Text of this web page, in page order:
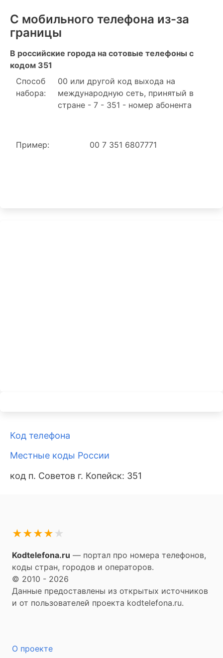
С мобильного телефона из-за
границы
В российские города на сотовые телефоны с
кодом 351
Способ
набора:
00 или другой код выхода на
международную сеть, принятый в
стране - 7 - 351 - номер абонента
Пример: 00 7 351 6807771
Код телефона
Местные коды России
код п. Советов г. Копейск: 351
★
★
★
★
★
Kodtelefona.ru — портал про номера телефонов,
коды стран, городов и операторов.
© 2010 - 2026
Данные предоставлены из открытых источников
и от пользователей проекта kodtelefona.ru.
О проекте